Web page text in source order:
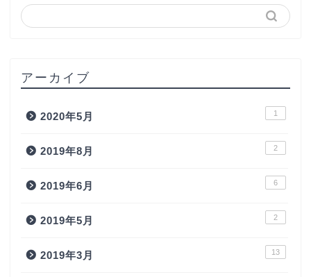
アーカイブ
2020年5月 1
2019年8月 2
2019年6月 6
2019年5月 2
2019年3月 13